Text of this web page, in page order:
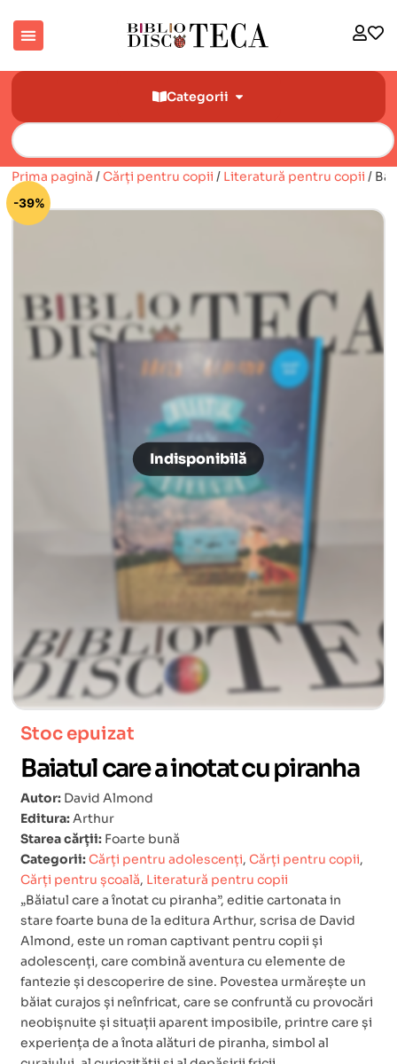
Categorii
Prima pagină /Cărți pentru copii / Literatură pentru copii /
-39%
🔍
Stoc epuizat
Baiatul care a inotat cu piranha
Autor: David Almond
Editura:Arthur
Starea cărții: Foarte bună
Categorii:Cărți pentru adolescenți,Cărți pentru copii,
Cărți pentru școală, Literatură pentru copii
„Băiatul care a înotat cu piranha”, editie cartonata in
stare foarte buna de la editura Arthur, scrisa de David
Almond, este un roman captivant pentru copii și
adolescenți, care combină aventura cu elemente de
fantezie și descoperire de sine. Povestea urmărește un
băiat curajos și neînfricat, care se confruntă cu provocări
neobișnuite și situații aparent imposibile, printre care și
experiența de a înota alături de piranha, simbol al